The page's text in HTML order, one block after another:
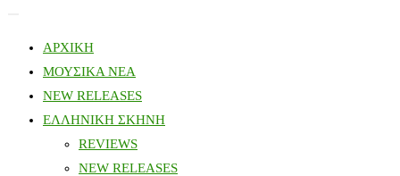
ΑΡΧΙΚΗ
ΜΟΥΣΙΚΑ ΝΕΑ
NEW RELEASES
ΕΛΛΗΝΙΚΗ ΣΚΗΝΗ
REVIEWS
NEW RELEASES